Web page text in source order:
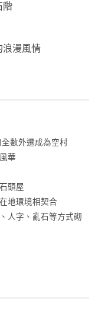
階
浪漫風情
數外遷成為空村
華
頭屋
地環境相契合
人字、亂石等方式砌